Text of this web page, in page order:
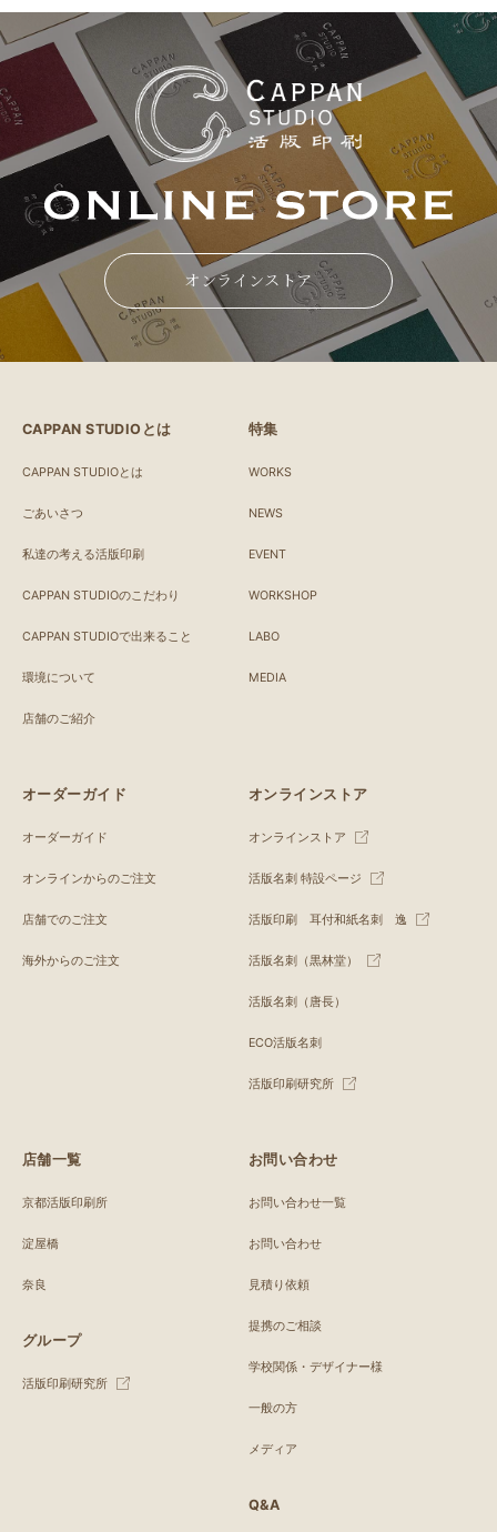
オンラインストア
CAPPAN STUDIOとは
CAPPAN STUDIOとは
ごあいさつ
私達の考える活版印刷
CAPPAN STUDIOのこだわり
CAPPAN STUDIOで出来ること
環境について
店舗のご紹介
特集
WORKS
NEWS
EVENT
WORKSHOP
LABO
MEDIA
オーダーガイド
オーダーガイド
オンラインからのご注文
店舗でのご注文
海外からのご注文
オンラインストア
オンラインストア
活版名刺 特設ページ
活版印刷 耳付和紙名刺 逸
活版名刺（黒林堂）
活版名刺（唐長）
ECO活版名刺
活版印刷研究所
店舗一覧
京都活版印刷所
淀屋橋
奈良
グループ
活版印刷研究所
お問い合わせ
お問い合わせ一覧
お問い合わせ
見積り依頼
提携のご相談
学校関係・デザイナー様
一般の方
メディア
Q&A